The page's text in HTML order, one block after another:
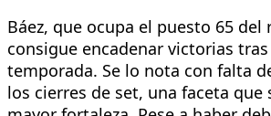
Báez, que ocupa el puesto 65 del
consigue encadenar victorias
temporada. Se lo nota con falta
los cierres de set, una faceta que